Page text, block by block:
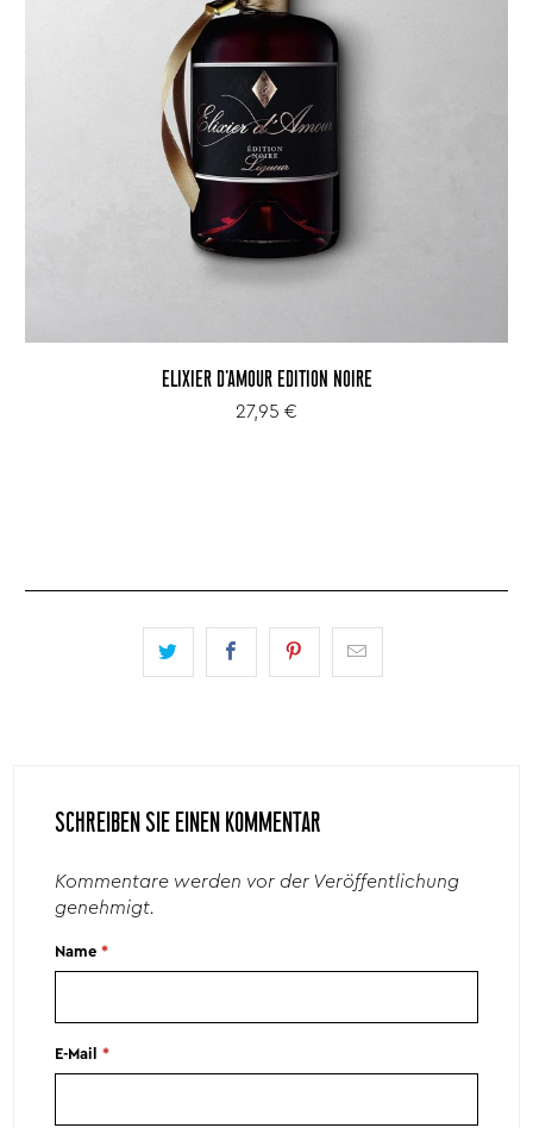
ELIXIER D'AMOUR EDITION NOIRE
27,95 €
SCHREIBEN SIE EINEN KOMMENTAR
Kommentare werden vor der Veröffentlichung
genehmigt.
Name*
E-Mail*